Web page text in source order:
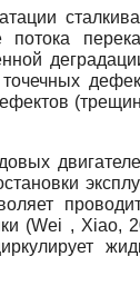
(Wei ,